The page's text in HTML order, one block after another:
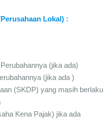
Lokal) :
(jika ada)
(jika ada )
(SKDP) yang masih berlaku
Kena Pajak) jika ada